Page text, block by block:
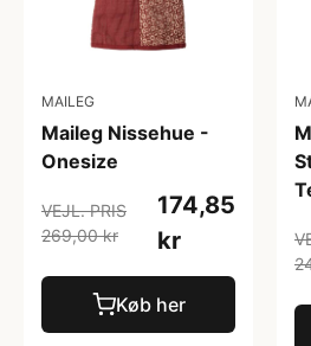
MAILEG
Maileg Nissehue -
Onesize
VEJL. PRIS
269,00 kr
174,85
kr
Køb her